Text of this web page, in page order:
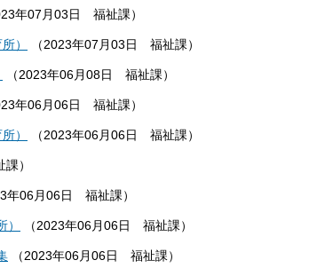
年07月03日 福祉課 ）
） （ 2023年07月03日 福祉課 ）
（ 2023年06月08日 福祉課 ）
年06月06日 福祉課 ）
） （ 2023年06月06日 福祉課 ）
課）
年06月06日 福祉課 ）
（ 2023年06月06日 福祉課 ）
（ 2023年06月06日 福祉課 ）